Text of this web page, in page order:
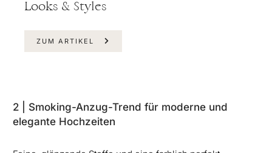
Looks & Styles
ZUM ARTIKEL
2 | Smoking-Anzug-Trend für moderne und
elegante Hochzeiten